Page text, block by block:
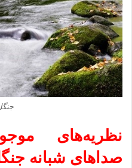
نظریه‌های
صداهای شبانه